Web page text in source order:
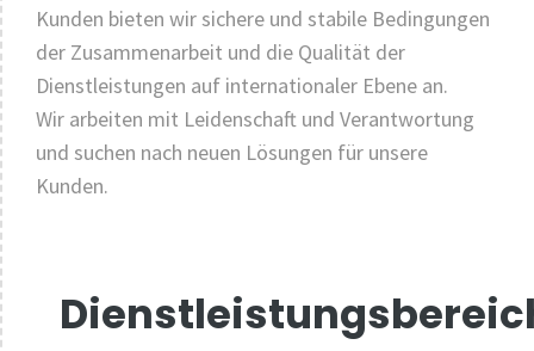
Kunden bieten wir sichere und stabile Bedingungen
der Zusammenarbeit und die Qualität der
Dienstleistungen auf internationaler Ebene an.
Wir arbeiten mit Leidenschaft und Verantwortung
und suchen nach neuen Lösungen für unsere
Kunden.